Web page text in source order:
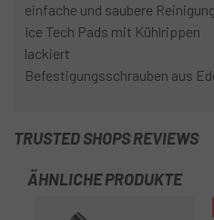
einfache und saubere Reinigung
Ice Tech Pads mit Kühlrippen
lackiert
Befestigungsschrauben aus
TRUSTED SHOPS REVIEWS
ÄHNLICHE PRODUKTE